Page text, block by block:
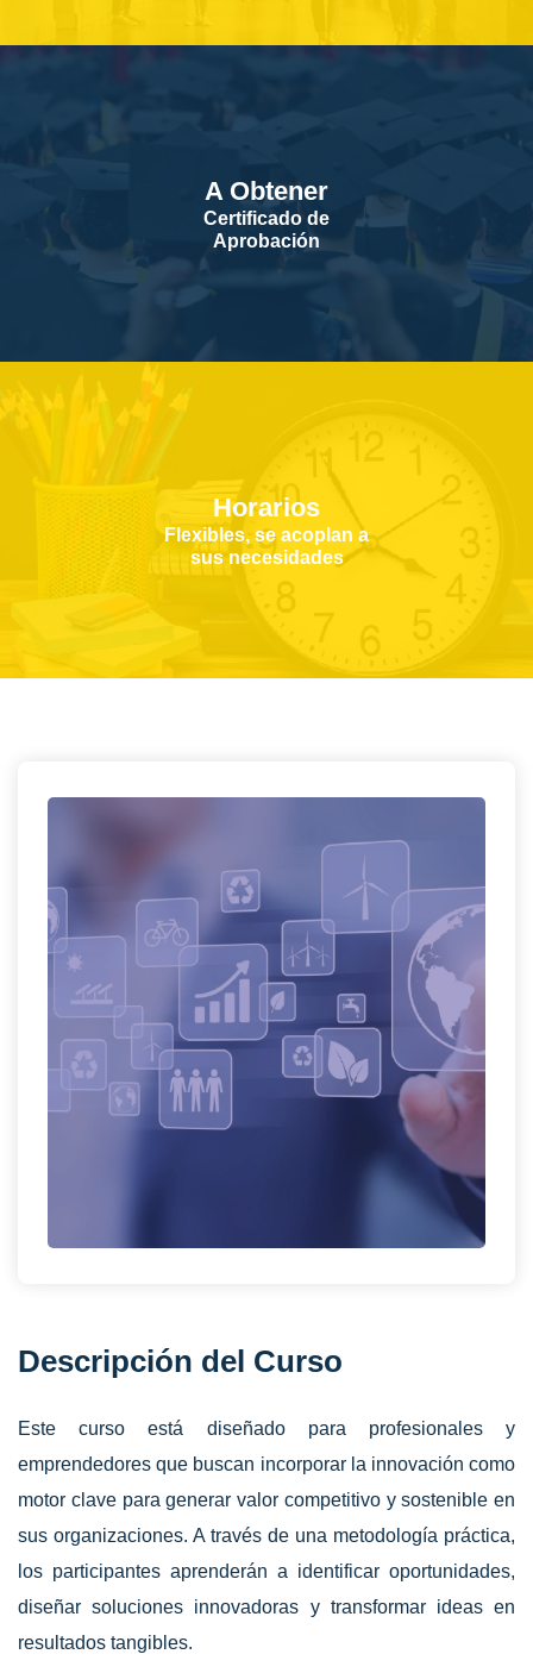
A Obtener
Certificado de
Aprobación
Horarios
Flexibles, se acoplan a
sus necesidades
Descripción del Curso
Este curso está diseñado para profesionales y
emprendedores que buscan incorporar la innovación como
motor clave para generar valor competitivo y sostenible en
sus organizaciones. A través de una metodología práctica,
los participantes aprenderán a identificar oportunidades,
diseñar soluciones innovadoras y transformar ideas en
resultados tangibles.